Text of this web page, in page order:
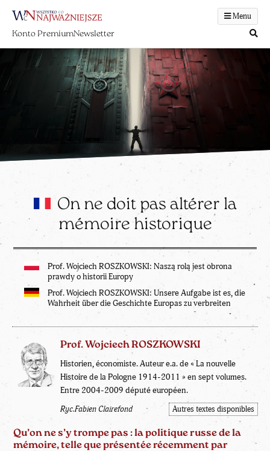
Menu
Konto PremiumNewsletter
On ne doit pas altérer la
mémoire historique
Prof. Wojciech ROSZKOWSKI: Naszą rolą jest obrona
prawdy o historii Europy
Prof. Wojciech ROSZKOWSKI: Unsere Aufgabe ist es, die
Wahrheit über die Geschichte Europas zu verbreiten
Prof. Wojciech ROSZKOWSKI
Historien, économiste. Auteur e.a. de « La nouvelle
Histoire de la Pologne 1914-2011 » en sept volumes.
Entre 2004-2009 député européen.
Ryc.Fabien Clairefond Autres textes disponibles
Qu’on ne s’y trompe pas : la politique russe de la
mémoire, telle que présentée récemment par